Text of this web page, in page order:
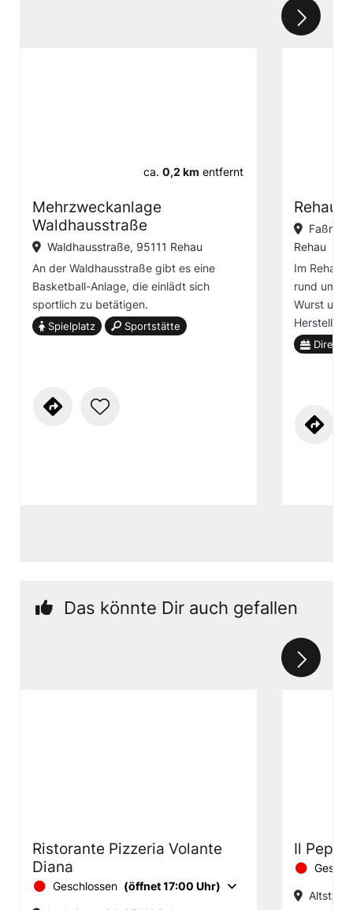
ca. 0,2 km entfernt
Mehrzweckanlage
Waldhausstraße
Waldhausstraße, 95111 Rehau
An der Waldhausstraße gibt es eine
Basketball-Anlage, die einlädt sich
sportlich zu betätigen.
Spielplatz Sportstätte
Rehau
Im
rund um
Wurst und
Das könnte Dir auch gefallen
Ristorante Pizzeria Volante
Diana
Geschlossen (öffnet 17:00 Uhr)
Il
Altstadt